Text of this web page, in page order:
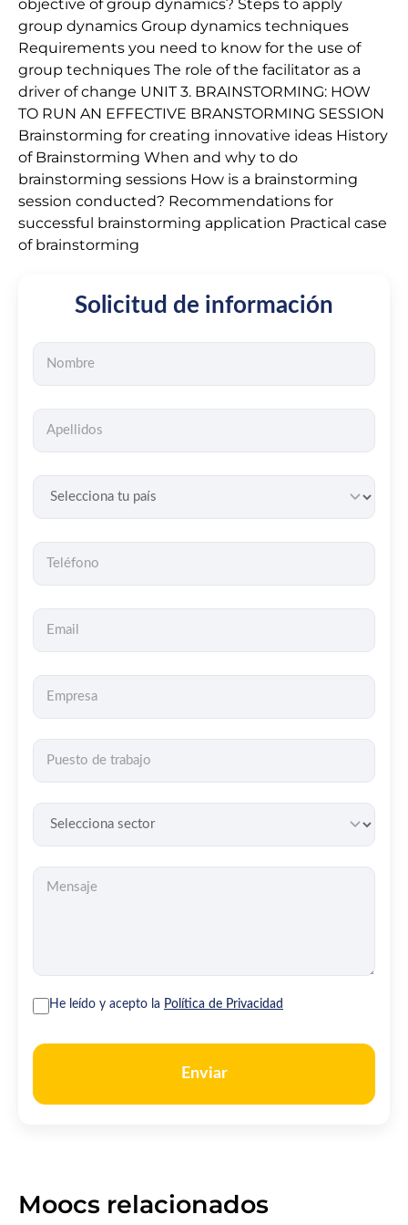
objective of group dynamics? Steps to apply
group dynamics Group dynamics techniques
Requirements you need to know for the use of
group techniques The role of the facilitator as a
driver of change UNIT 3. BRAINSTORMING: HOW
TO RUN AN EFFECTIVE BRANSTORMING SESSION
Brainstorming for creating innovative ideas History
of Brainstorming When and why to do
brainstorming sessions How is a brainstorming
session conducted? Recommendations for
successful brainstorming application Practical case
of brainstorming
Solicitud de información
He leído y acepto la Política de Privacidad
Enviar
Moocs relacionados